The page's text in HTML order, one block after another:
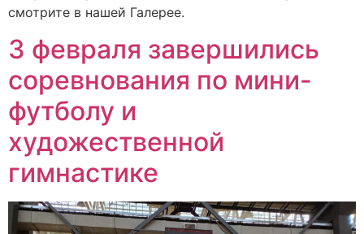
смотрите в нашей Галерее.
3 февраля завершились
соревнования по мини-
футболу и
художественной
гимнастике